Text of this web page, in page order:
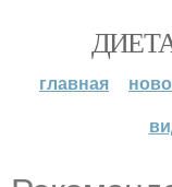
главная